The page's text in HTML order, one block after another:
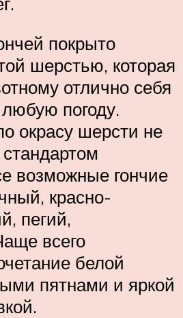
покрыто
шерстью, которая
отлично себя
погоду.
окрасу шерсти не
возможные гончие
красно-
пегий,
всего
белой
пятнами и яркой